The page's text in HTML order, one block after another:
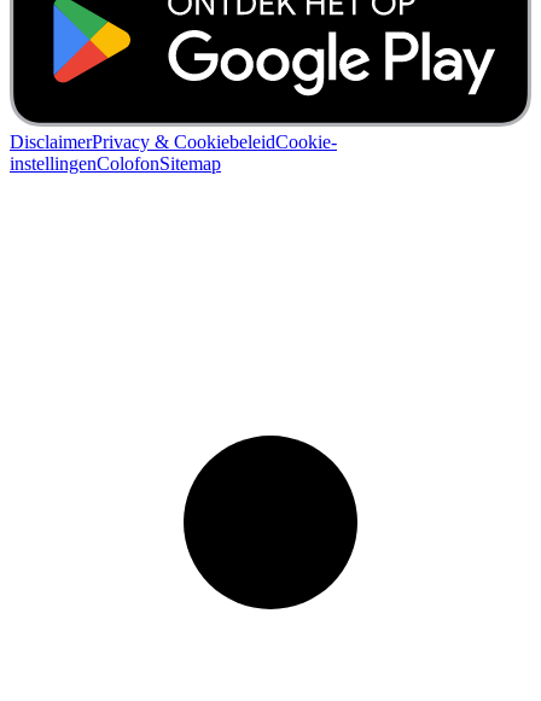
DisclaimerPrivacy & CookiebeleidCookie-
instellingenColofonSitemap